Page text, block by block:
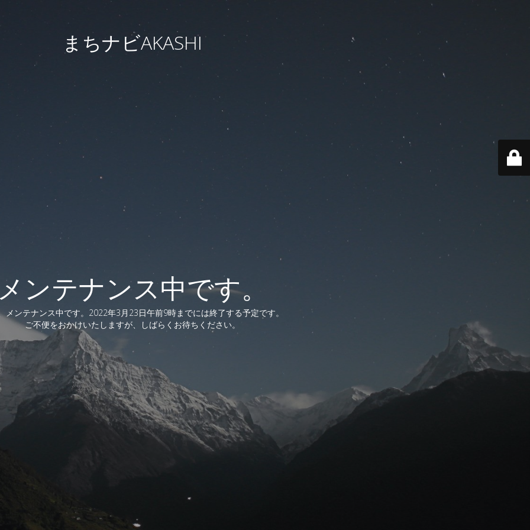
まちナビAKASHI
ンテナンス中です。
メンテナンス中です。2022年3月23日午前9時までには終了する予定です。
ご不便をおかけいたしますが、しばらくお待ちください。